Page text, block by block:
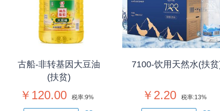
古船-非转基因大豆油
(扶贫)
￥120.00 税率:9%
7100-饮用天然水(扶
￥2.20 税率:13%